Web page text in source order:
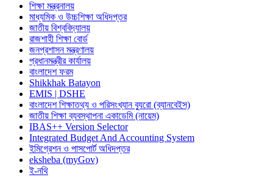
শিক্ষা মন্ত্রনালয়
মাধ্যমিক ও উচ্চশিক্ষা অধিদপ্তর
জাতীয় বিশ্ববিদ্যালয়
রাজশাহী শিক্ষা বোর্ড
জনপ্রশাসন মন্ত্রণালয়
প্রধানমন্ত্রীর কার্যালয়
বাংলাদেশ ফরম
Shikkhak Batayon
EMIS | DSHE
বাংলাদেশ শিক্ষাতথ্য ও পরিসংখ্যান ব্যুরো (ব্যানবেইস)
জাতীয় শিক্ষা ব্যবস্থাপনা একাডেমি (নায়েম)
IBAS++ Version Selector
Integrated Budget And Accounting System
ইমিগ্রেশন ও পাসপোর্ট অধিদপ্তর
eksheba (myGov)
ই-নথি